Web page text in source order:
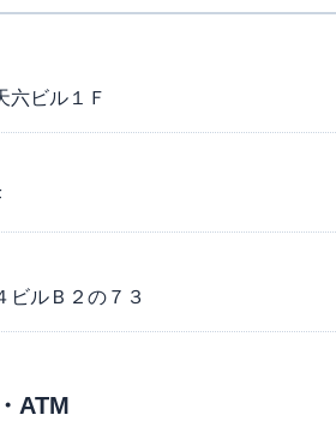
ビル１Ｆ
ルＢ２の７３
ATM